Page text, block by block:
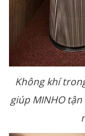
Không khí
giúp MINHO